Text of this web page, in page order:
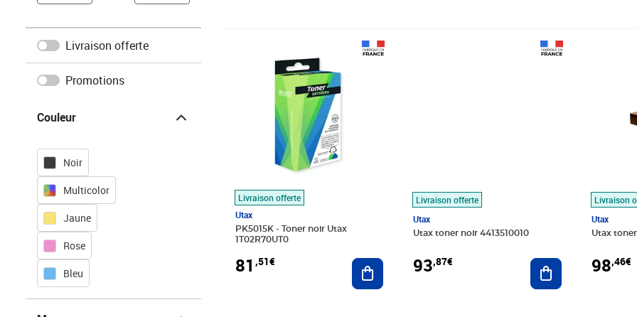
Livraison offerte
Promotions
Couleur
Noir
Multicolor
Jaune
Rose
Bleu
Livraison offerte
Utax
PK5015K - Toner noir Utax
1T02R70UT0
81 ,51€ Ajouter au panier
Livraison offerte
Utax
Utax toner noir 4413510010
93,87€ Ajouter au panier
Livraison
Utax
Utax
98,46€